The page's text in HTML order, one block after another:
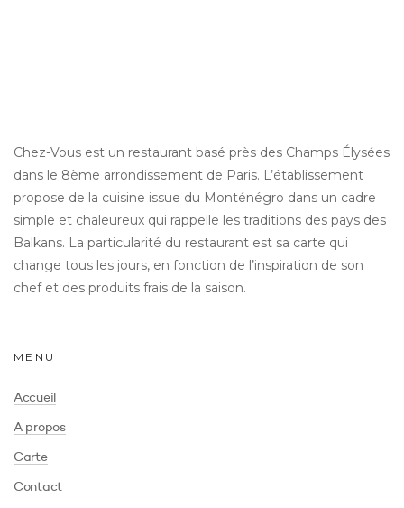
Chez-Vous est un restaurant basé près des Champs Élysées
dans le 8ème arrondissement de Paris. L’établissement
propose de la cuisine issue du Monténégro dans un cadre
simple et chaleureux qui rappelle les traditions des pays des
Balkans. La particularité du restaurant est sa carte qui
change tous les jours, en fonction de l’inspiration de son
chef et des produits frais de la saison.
MENU
Accueil
A propos
Carte
Contact